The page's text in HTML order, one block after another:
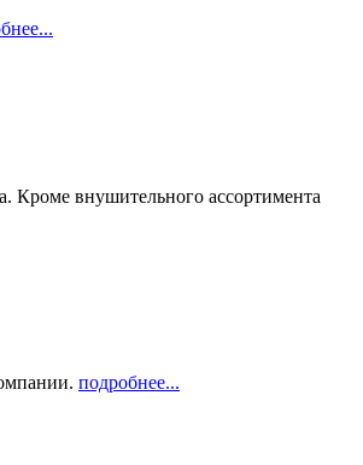
Кроме внушительного ассортимента
подробнее...